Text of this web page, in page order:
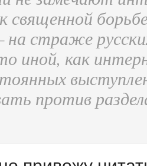
священной
страже
иной, как
против